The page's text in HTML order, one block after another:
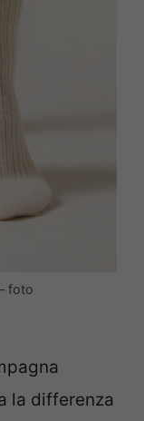
foto
la differenza